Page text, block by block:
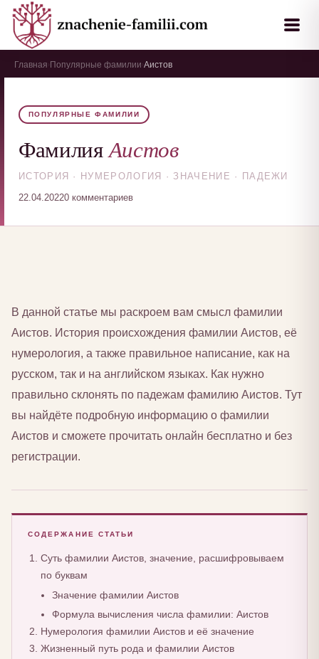
Главная Популярные фамилии Аистов
ПОПУЛЯРНЫЕ ФАМИЛИИ
ФамилияАистов
ИСТОРИЯ · НУМЕРОЛОГИЯ · ЗНАЧЕНИЕ · ПАДЕЖИ
22.04.20220 комментариев
В данной статье мы раскроем вам смысл фамилии
Аистов. История происхождения фамилии Аистов, её
нумерология, а также правильное написание, как на
русском, так и на английском языках. Как нужно
правильно склонять по падежам фамилию Аистов. Тут
вы найдёте подробную информацию о фамилии
Аистов и сможете прочитать онлайн бесплатно и без
регистрации.
СОДЕРЖАНИЕ СТАТЬИ
Суть фамилии Аистов, значение, расшифровываем
по буквам
Значение фамилии Аистов
Формула вычисления числа фамилии: Аистов
Нумерология фамилии Аистов и её значение
Жизненный путь рода и фамилии Аистов